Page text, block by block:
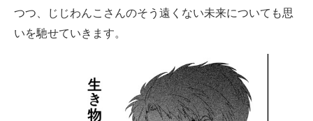
つつ、じじわんこさんのそう遠くない未来についても思
いを馳せていきます。